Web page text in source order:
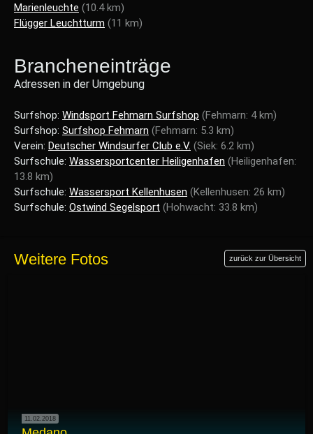
Marienleuchte (10.4 km)
Flügger Leuchtturm (11 km)
Brancheneinträge
Adressen in der Umgebung
Surfshop: Windsport Fehmarn Surfshop (Fehmarn: 4 km)
Surfshop: Surfshop Fehmarn (Fehmarn: 5.3 km)
Verein: Deutscher Windsurfer Club e.V. (Siek: 6.2 km)
Surfschule: Wassersportcenter Heiligenhafen (Heiligenhafen:
13.8 km)
Surfschule: Wassersport Kellenhusen (Kellenhusen: 26 km)
Surfschule: Ostwind Segelsport (Hohwacht: 33.8 km)
Weitere Fotos zurück zur Übersicht
11.02.2018